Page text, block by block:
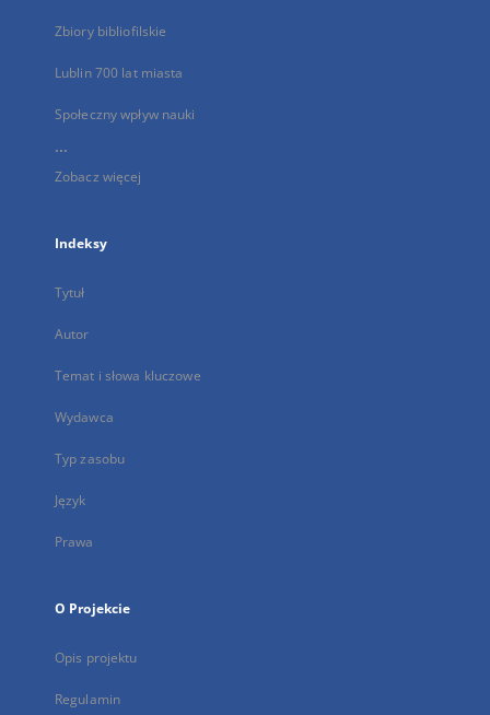
Zbiory bibliofilskie
Lublin 700 lat miasta
Społeczny wpływ nauki
...
Zobacz więcej
Indeksy
Tytuł
Autor
Temat i słowa kluczowe
Wydawca
Typ zasobu
Język
Prawa
O Projekcie
Opis projektu
Regulamin